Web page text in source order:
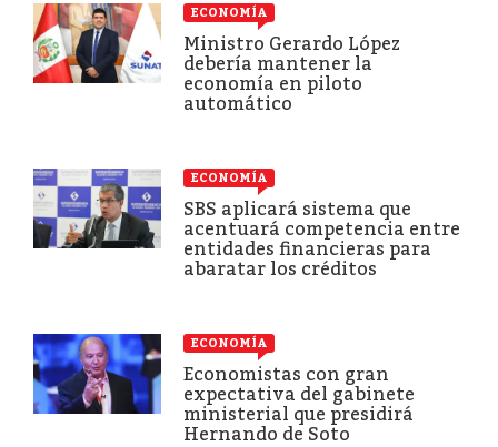
ECONOMÍA
Ministro Gerardo López
debería mantener la
economía en piloto
automático
ECONOMÍA
SBS aplicará sistema que
acentuará competencia entre
entidades financieras para
abaratar los créditos
ECONOMÍA
Economistas con gran
expectativa del gabinete
ministerial que presidirá
Hernando de Soto